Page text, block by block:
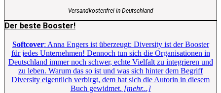
Versandkostenfrei in Deutschland
Der beste Booster!
Softcover: Anna Engers ist überzeugt: Diversity ist der Booster
für jedes Unternehmen! Dennoch tun sich die Organisationen in
Deutschland immer noch schwer, echte Vielfalt zu integrieren und
zu leben. Warum das so ist und was sich hinter dem Begriff
Diversity eigentlich verbirgt, dem hat sich die Autorin in diesem
Buch gewidmet. [mehr...]